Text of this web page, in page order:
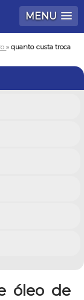
MENU
»quanto custa troca
óleo de